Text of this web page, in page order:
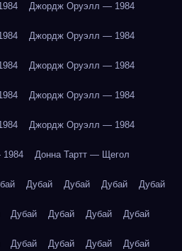
Джордж Оруэлл — 1984
Джордж Оруэлл — 1984
Джордж Оруэлл — 1984
Джордж Оруэлл — 1984
Джордж Оруэлл — 1984
Донна Тартт — Щегол
Дубай Дубай Дубай Дубай
Дубай Дубай Дубай Дубай
Дубай Дубай Дубай Дубай